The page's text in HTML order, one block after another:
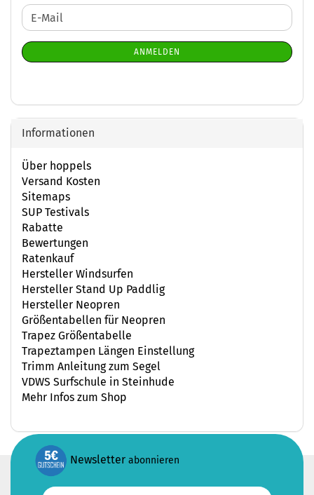
WEITER
ZUR
NEWSLETTER-
ANMELDUNG
E-
Mail
ANMELDEN
Informationen
Über hoppels
Versand Kosten
Sitemaps
SUP Testivals
Rabatte
Bewertungen
Ratenkauf
Hersteller Windsurfen
Hersteller Stand Up Paddlig
Hersteller Neopren
Größentabellen für Neopren
Trapez Größentabelle
Trapeztampen Längen Einstellung
Trimm Anleitung zum Segel
VDWS Surfschule in Steinhude
Mehr Infos zum Shop
Newsletter abonnieren